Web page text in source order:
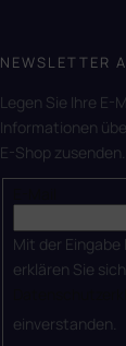
NEWSLETTER
Legen Sie Ihre E-
Informationen
E-Shop zusenden.
Mit der
erklären Sie
einverstanden.